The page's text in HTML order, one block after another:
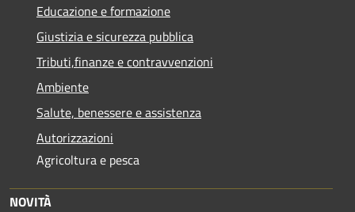
Educazione e formazione
Giustizia e sicurezza pubblica
Tributi,finanze e contravvenzioni
Ambiente
Salute, benessere e assistenza
Autorizzazioni
Agricoltura e pesca
NOVITÀ